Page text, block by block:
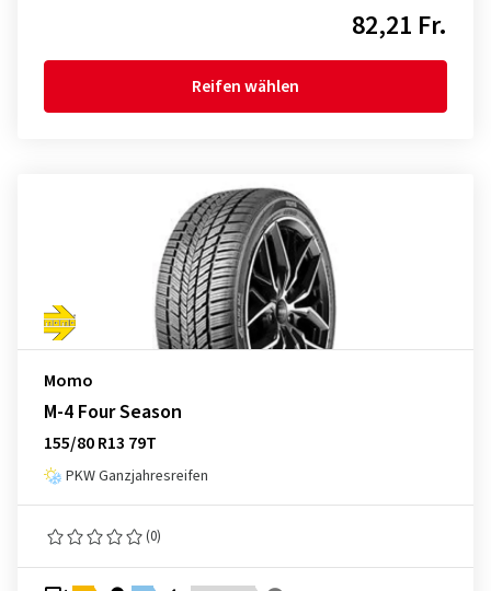
82,21 Fr.
Reifen wählen
Momo
M-4 Four Season
155/80 R13 79T
PKW Ganzjahresreifen
(0)